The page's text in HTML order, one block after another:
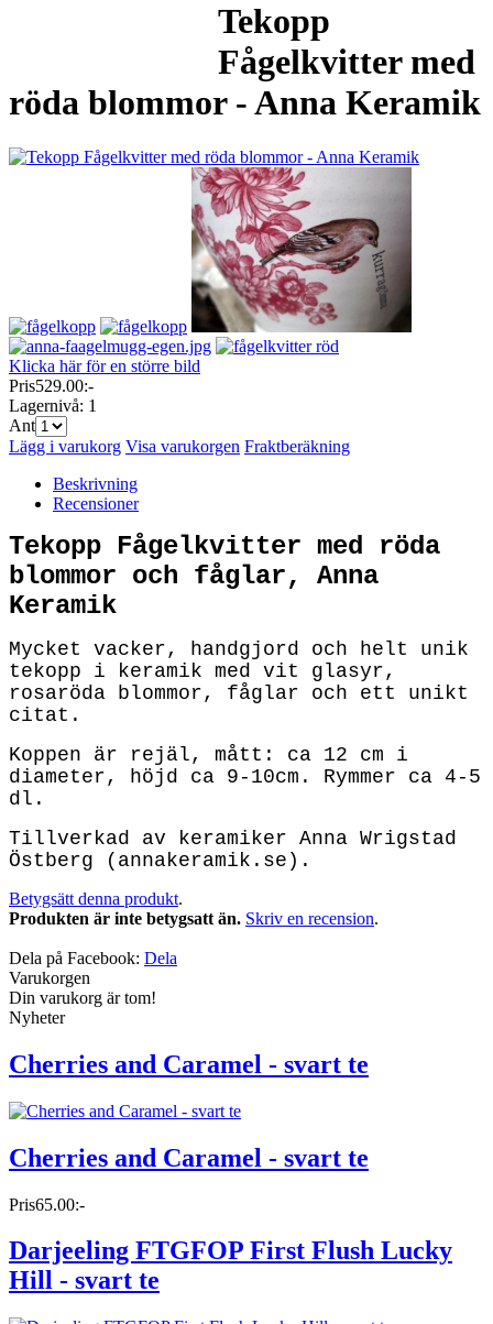
Tekopp
Fågelkvitter med
röda blommor - Anna Keramik
Klicka här för en större bild
Pris529.00:-
Lagernivå: 1
Ant
Lägg i varukorg Visa varukorgen Fraktberäkning
Beskrivning
Recensioner
Tekopp Fågelkvitter med röda
blommor och fåglar, Anna
Keramik
Mycket vacker, handgjord och helt unik
tekopp i keramik med vit glasyr,
rosaröda blommor, fåglar och ett unikt
citat.
Koppen är rejäl, mått: ca 12 cm i
diameter, höjd ca 9-10cm. Rymmer ca 4-5
dl.
Tillverkad av keramiker Anna Wrigstad
Östberg (annakeramik.se).
Betygsätt denna produkt.
Produkten är inte betygsatt än. Skriv en recension.
Dela på Facebook: Dela
Varukorgen
Din varukorg är tom!
Nyheter
Cherries and Caramel - svart te
Cherries and Caramel - svart te
Pris65.00:-
Darjeeling FTGFOP First Flush Lucky
Hill - svart te